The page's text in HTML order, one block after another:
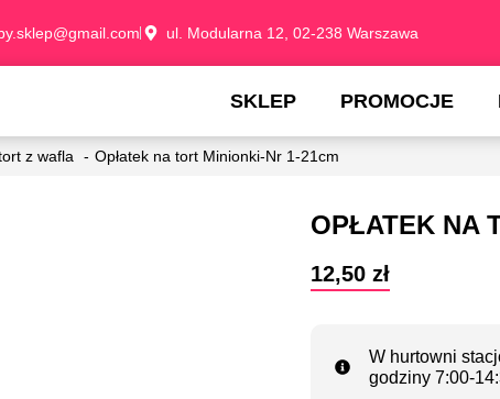
ul. Modularna 12, 02-238 Warszawa
SKLEP PROMOCJE
z wafla Opłatek na tort Minionki-Nr 1-21cm
OPŁATEK NA
12,50 zł
W hurtowni
godziny 7:00-